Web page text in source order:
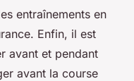
entraînements en
Enfin, il est
avant et pendant
avant la course